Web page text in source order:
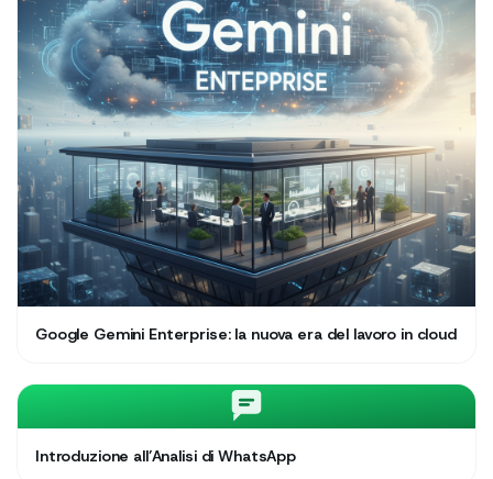
Google Gemini Enterprise: la nuova era del lavoro in cloud
Introduzione all’Analisi di WhatsApp